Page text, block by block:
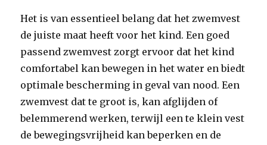
Het is van essentieel belang dat het zwemvest
de juiste maat heeft voor het kind. Een goed
passend zwemvest zorgt ervoor dat het kind
comfortabel kan bewegen in het water en biedt
optimale bescherming in geval van nood. Een
zwemvest dat te groot is, kan afglijden of
belemmerend werken, terwijl een te klein vest
de bewegingsvrijheid kan beperken en de